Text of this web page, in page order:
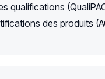
qualifications
des produits